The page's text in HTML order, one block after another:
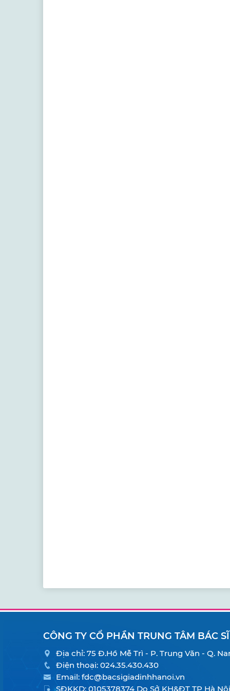
CÔNG TY CỔ PHẦN TRUNG TÂM BÁC
Địa chỉ: 75 Đ.Hồ Mễ Trì - P. Trung Văn - Q.
Điện thoại: 024.35.430.430
Email: fdc@bacsigiadinhhanoi.vn
SĐKKD: 0105378374 Do Sở KH&ĐT TP Hà